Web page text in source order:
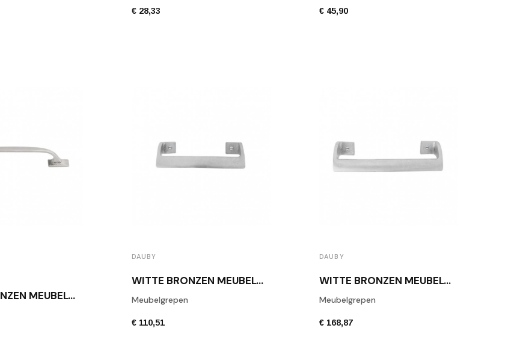
€ 28,33 € 45,90
WITTE BRONZEN MEUBELGREEP DAUBY PMAD WBS
DAUBY
WITTE BRONZEN MEUBELGREEP PMAF-128 WBS
Meubelgrepen
€ 110,51
DAUBY
WITTE BRONZEN MEUBELGREEP PMAF-182 WBS
Meubelgrepen
€ 168,87